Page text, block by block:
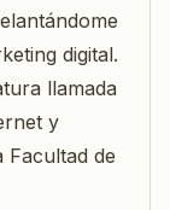
digital.
llamada
y
Facultad de